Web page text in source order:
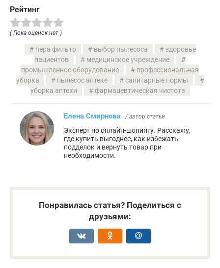
Рейтинг
( Пока оценок нет )
hepa фильтр выбор пылесоса
здоровье
пациентов
медицинское учреждение
промышленное оборудование
профессиональная
уборка
пылесос аптеке
санитарные нормы
уборка аптеки
фармацевтическая чистота
Елена Смирнова / автор статьи
Эксперт по онлайн-шопингу. Расскажу,
где купить выгоднее, как избежать
подделок и вернуть товар при
необходимости.
Понравилась статья? Поделиться с
друзьями: